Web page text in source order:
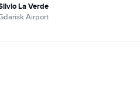
La Verde
Airport